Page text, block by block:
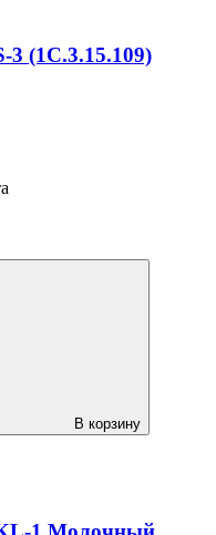
3 (1C.3.15.109)
В корзину